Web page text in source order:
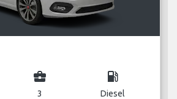
business_center
3
local_gas_station
Diesel